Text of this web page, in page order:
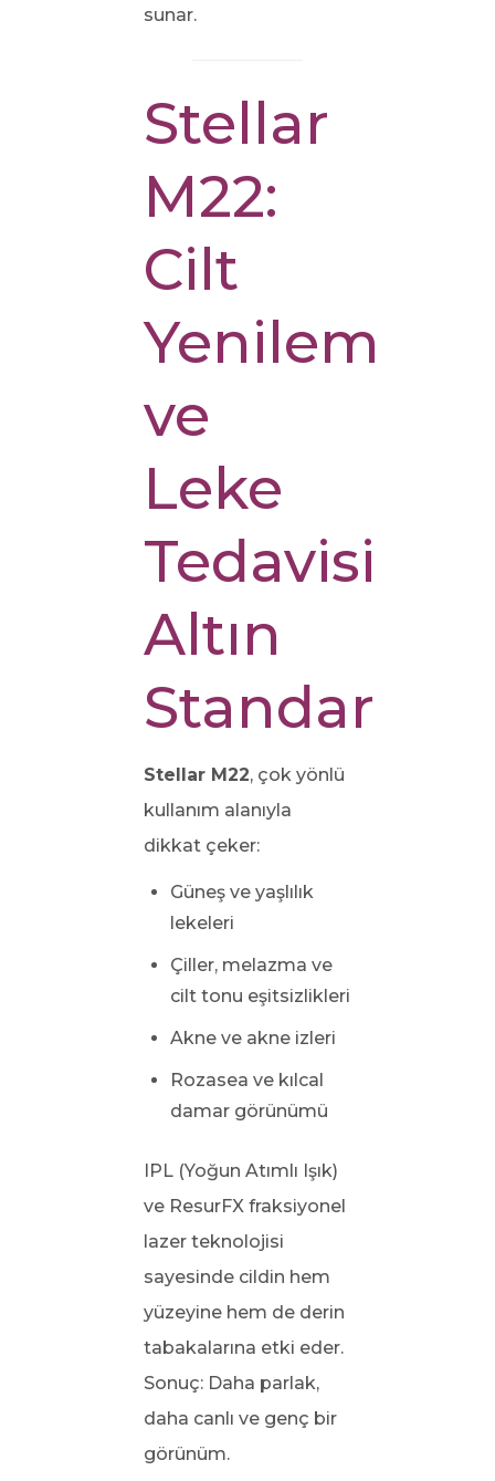
sunar.
Stellar
M22:
Cilt
Yenileme
ve
Leke
Tedavisinde
Altın
Standart
Stellar M22, çok yönlü
kullanım alanıyla
dikkat çeker:
Güneş ve yaşlılık
lekeleri
Çiller, melazma ve
cilt tonu eşitsizlikleri
Akne ve akne izleri
Rozasea ve kılcal
damar görünümü
IPL (Yoğun Atımlı Işık)
ve ResurFX fraksiyonel
lazer teknolojisi
sayesinde cildin hem
yüzeyine hem de derin
tabakalarına etki eder.
Sonuç: Daha parlak,
daha canlı ve genç bir
görünüm.